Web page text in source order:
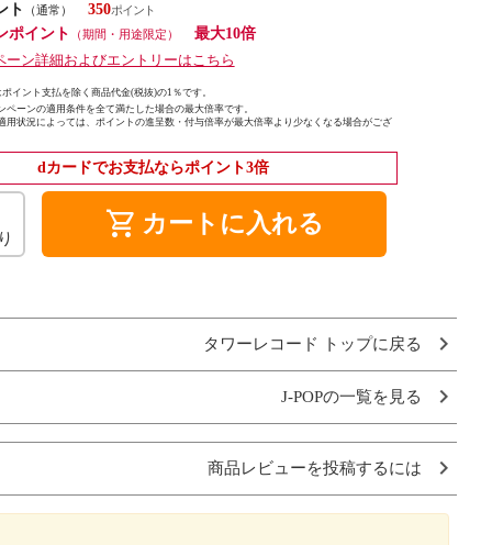
ト
（通常）
350
ポイント
（期間・用途限定）
最大10倍
ーン詳細およびエントリーはこちら
イント支払を除く商品代金(税抜)の1％です。
ペーンの適用条件を全て満たした場合の最大倍率です。
用状況によっては、ポイントの進呈数・付与倍率が最大倍率より少なくなる場合がござ
dカードでお支払ならポイント3倍
shopping_cart カートに入れる
タワーレコード トップに戻る
J-POPの一覧を見る
商品レビューを投稿するには